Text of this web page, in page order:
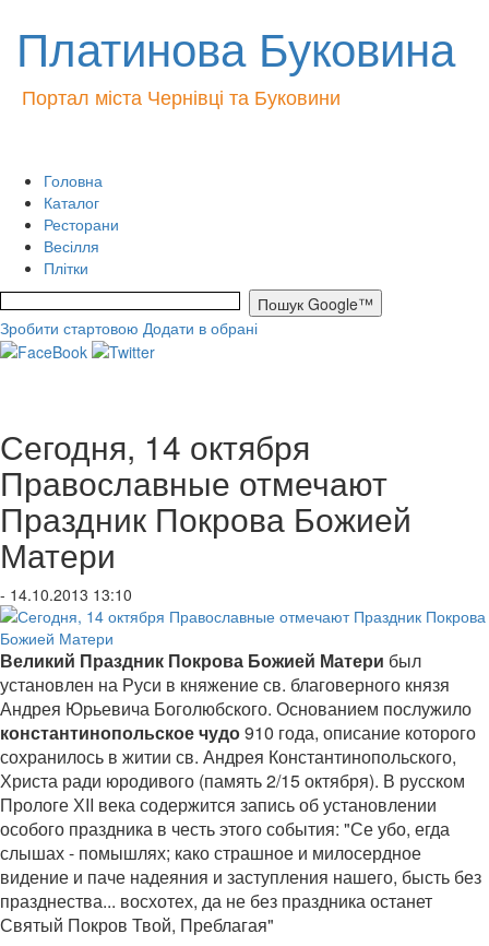
Платинова Буковина
Портал міста Чернівці та Буковини
Головна
Каталог
Ресторани
Весілля
Плітки
Зробити стартовою Додати в обрані
Сегодня, 14 октября
Православные отмечают
Праздник Покрова Божией
Матери
- 14.10.2013 13:10
Великий Праздник Покрова Божией Матери был
установлен на Руси в княжение св. благоверного князя
Андрея Юрьевича Боголюбского. Основанием послужило
константинопольское чудо910 года, описание которого
сохранилось в житии св. Андрея Константинопольского,
Христа ради юродивого (память 2/15 октября). В русском
Прологе ХII века содержится запись об установлении
особого праздника в честь этого события: "Се убо, егда
слышах - помышлях; како страшное и милосердное
видение и паче надеяния и заступления нашего, бысть без
празднества... восхотех, да не без праздника останет
Святый Покров Твой, Преблагая"